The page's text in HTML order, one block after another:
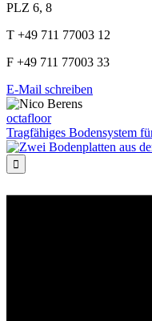
PLZ 6, 8
T +49 711 77003 12
F +49 711 77003 33
E-Mail schreiben
octafloor
Tragfähiges Bodensystem
